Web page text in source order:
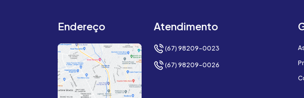
Endereço Atendimento
(67) 98209-0023
(67) 98209-0026